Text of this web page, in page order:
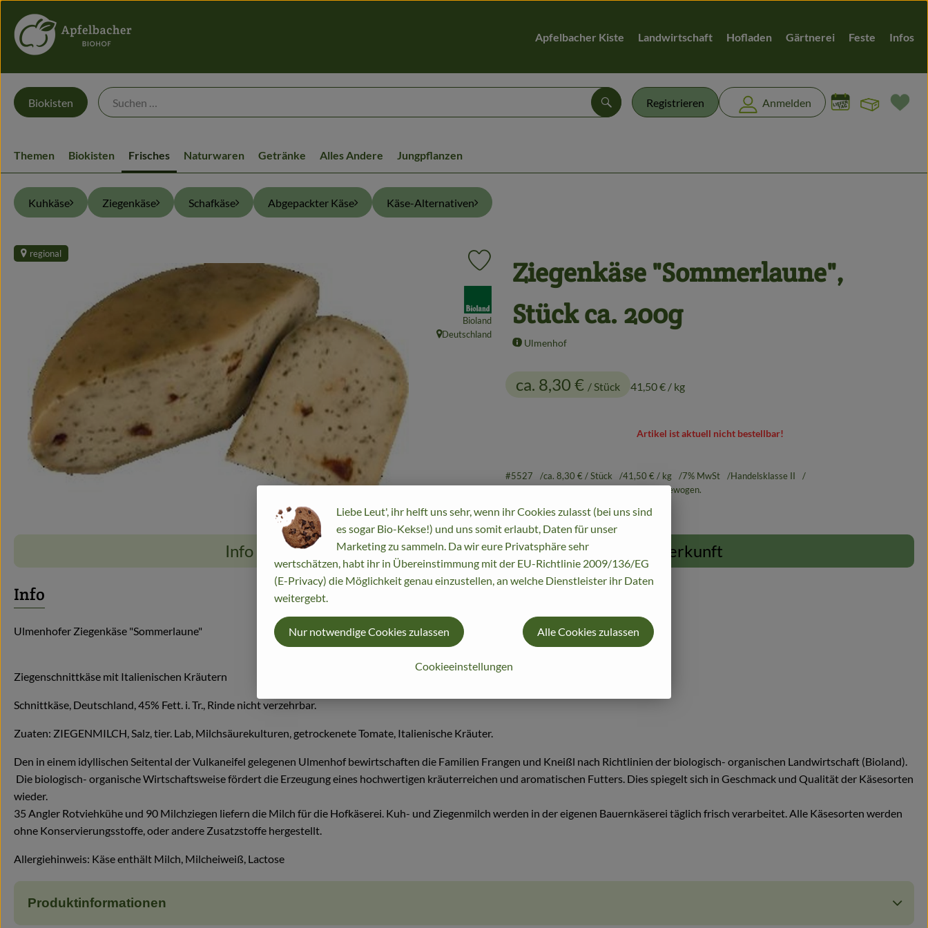
Apfelbacher Kiste Landwirtschaft Hofladen Gärtnerei Feste Infos
Registrieren Anmelden
Suchen
Biokisten
Themen Biokisten Frisches Naturwaren Getränke Alles Andere Jungpflanzen
Kuhkäse Ziegenkäse Schafkäse Abgepackter Käse Käse-Alternativen
Ziegenkäse "Sommerlaune",
Stück ca. 200g
Ulmenhof
ca. 8,30 € / Stück 41,50 € / kg
regional
Produkt zu Favouriten hinzufügen
Bioland
, Herkunft:
Deutschland
Artikel ist aktuell nicht bestellbar!
#5527 ca. 8,30 € / Stück 41,50 € / kg 7% MwSt
Handelsklasse II
Dieser Artikel wird genau eingewogen.
Info Herkunft
Info
Ulmenhofer Ziegenkäse "Sommerlaune"
Ziegenschnittkäse mit Italienischen Kräutern
Schnittkäse, Deutschland, 45% Fett. i. Tr., Rinde nicht verzehrbar.
Zuaten: ZIEGENMILCH, Salz, tier. Lab, Milchsäurekulturen, getrockenete Tomate, Italienische Kräuter.
Den in einem idyllischen Seitental der Vulkaneifel gelegenen Ulmenhof bewirtschaften die Familien Frangen und Kneißl nach Richtlinien der biologisch- organischen Landwirtschaft (Bioland).
Die biologisch- organische Wirtschaftsweise fördert die Erzeugung eines hochwertigen kräuterreichen und aromatischen Futters. Dies spiegelt sich in Geschmack und Qualität der Käsesorten
wieder.
35 Angler Rotviehkühe und 90 Milchziegen liefern die Milch für die Hofkäserei. Kuh- und Ziegenmilch werden in der eigenen Bauernkäserei täglich frisch verarbeitet. Alle Käsesorten werden
ohne Konservierungsstoffe, oder andere Zusatzstoffe hergestellt.
Allergiehinweis: Käse enthält Milch, Milcheiweiß, Lactose
Produktinformationen
Liebe Leut', ihr helft uns sehr, wenn ihr Cookies zulasst (bei uns sind
es sogar Bio-Kekse!) und uns somit erlaubt, Daten für unser
Marketing zu sammeln. Da wir eure Privatsphäre sehr
wertschätzen, habt ihr in Übereinstimmung mit der EU-Richtlinie 2009/136/EG
(E-Privacy) die Möglichkeit genau einzustellen, an welche Dienstleister ihr Daten
weitergebt.
Cookieeinstellungen
Nur notwendige Cookies zulassen Alle Cookies zulassen